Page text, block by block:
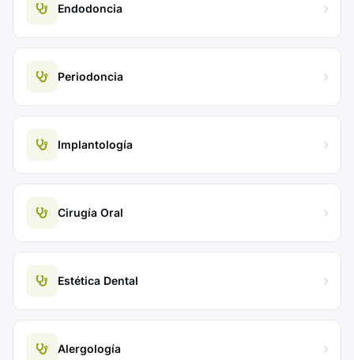
Endodoncia
Periodoncia
Implantología
Cirugía Oral
Estética Dental
Alergología